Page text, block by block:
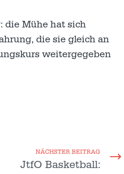
die Mühe hat sich
die sie gleich an
weitergegeben
NÄCHSTER BEITRAG
JtfO Basketball: